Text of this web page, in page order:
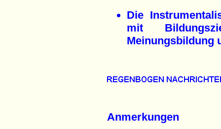
Die
mit
Meinungsbildung
Anmerkungen